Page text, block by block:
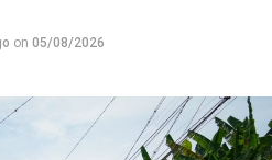
on 05/08/2026